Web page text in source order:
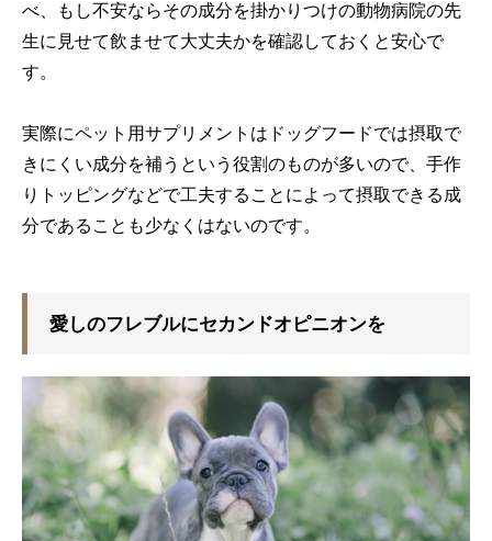
べ、もし不安ならその成分を掛かりつけの動物病院の先
生に見せて飲ませて大丈夫かを確認しておくと安心で
す。
実際にペット用サプリメントはドッグフードでは摂取で
きにくい成分を補うという役割のものが多いので、手作
りトッピングなどで工夫することによって摂取できる成
分であることも少なくはないのです。
愛しのフレブルにセカンドオピニオンを